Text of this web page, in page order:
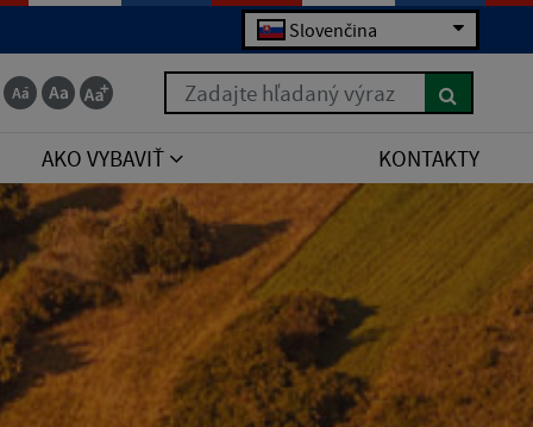
Slovenčina
Zadajte hľadaný výraz
AKO VYBAVIŤ KONTAKTY